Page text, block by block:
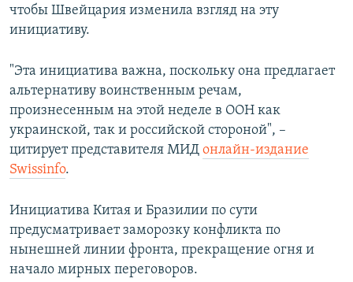
чтобы Швейцария изменила взгляд на эту
инициативу.
"Эта инициатива важна, поскольку она предлагает
альтернативу воинственным речам,
произнесенным на этой неделе в ООН как
украинской, так и российской стороной", –
цитирует представителя МИД онлайн-издание
Swissinfo.
Инициатива Китая и Бразилии по сути
предусматривает заморозку конфликта по
нынешней линии фронта, прекращение огня и
начало мирных переговоров.